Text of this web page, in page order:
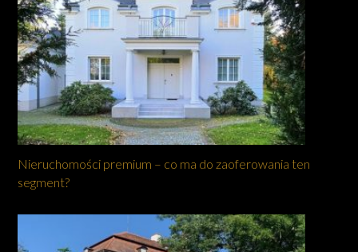
Nieruchomości premium – co ma do zaoferowania ten
segment?